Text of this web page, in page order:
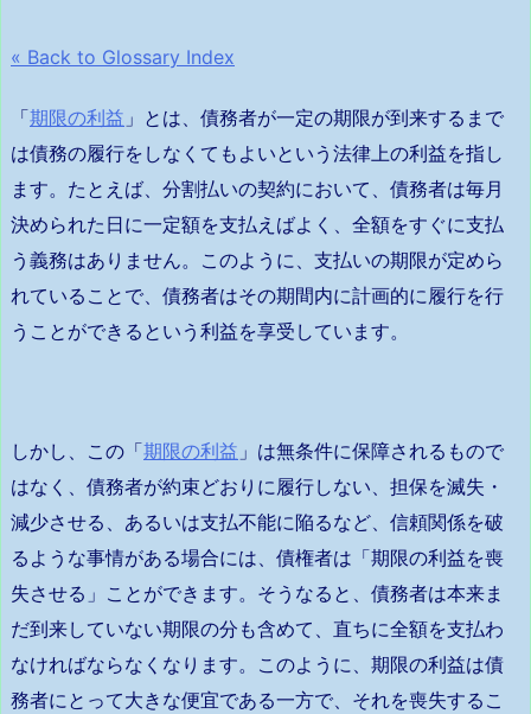
« Back to Glossary Index
「期限の利益 」とは、債務者が一定の期限が到来するまで
は債務の履行をしなくてもよいという法律上の利益を指し
ます。たとえば、分割払いの契約において、債務者は毎月
決められた日に一定額を支払えばよく、全額をすぐに支払
う義務はありません。このように、支払いの期限が定めら
れていることで、債務者はその期間内に計画的に履行を行
うことができるという利益を享受しています。
しかし、この「期限の利益 」は無条件に保障されるもので
はなく、債務者が約束どおりに履行しない、担保を滅失・
減少させる、あるいは支払不能に陥るなど、信頼関係を破
るような事情がある場合には、債権者は「期限の利益を喪
失させる」ことができます。そうなると、債務者は本来ま
だ到来していない期限の分も含めて、直ちに全額を支払わ
なければならなくなります。このように、期限の利益は債
務者にとって大きな便宜である一方で、それを喪失するこ